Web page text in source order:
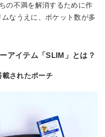
の不満を解消するために作
なうえに、ポケット数が多
アイテム「SLIM」とは？
載されたポーチ